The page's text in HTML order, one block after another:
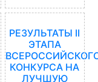
РЕЗУЛЬТАТЫ II
ЭТАПА
КОНКУРСА НА
ЛУЧШУЮ